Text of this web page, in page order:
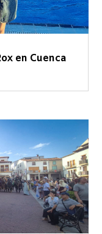
en Cuenca